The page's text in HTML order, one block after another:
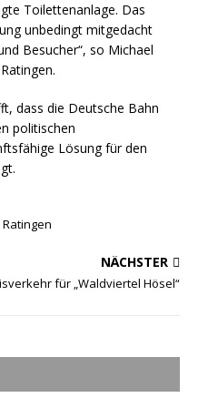
Toilettenanlage. Das
unbedingt mitgedacht
Besucher“, so Michael
dass die Deutsche Bahn
politischen
Lösung für den
NÄCHSTER
für „Waldviertel Hösel“